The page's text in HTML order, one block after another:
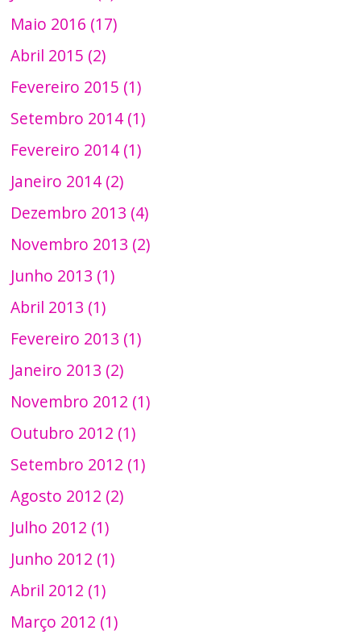
Maio 2016 (17)
Abril 2015 (2)
Fevereiro 2015 (1)
Setembro 2014 (1)
Fevereiro 2014 (1)
Janeiro 2014 (2)
Dezembro 2013 (4)
Novembro 2013 (2)
Junho 2013 (1)
Abril 2013 (1)
Fevereiro 2013 (1)
Janeiro 2013 (2)
Novembro 2012 (1)
Outubro 2012 (1)
Setembro 2012 (1)
Agosto 2012 (2)
Julho 2012 (1)
Junho 2012 (1)
Abril 2012 (1)
Março 2012 (1)